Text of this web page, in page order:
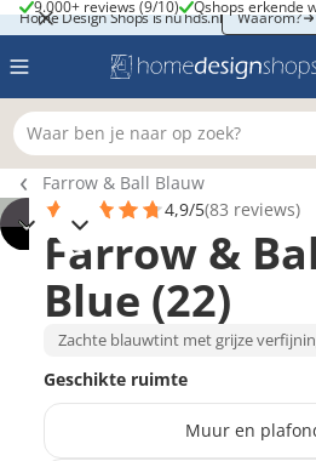
Home Design Shops is nu hds.nl
Home Design Shops is nu hds.nl Waarom?
9.000+ reviews (9/10)
9.000+ reviews (9/10) Qshops erkende
Qshops erkende
Waar ben je naar op zoek?
Breadcrumb
Farrow & Ball Blauw
4,9/5(83 reviews)
Farrow &
Blue (22)
Zachte blauwtint met grijze
Geschikte ruimte
Muur en